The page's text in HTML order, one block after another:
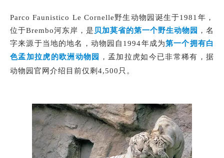
Parco Faunistico Le Cornelle野生动物园诞生于1981年，
位于Brembo河东岸，是 贝加莫省的第一个野生动物园 ，名
字来源于当地的地名，动物园自1994年成为第一个拥有白
色孟加拉虎的欧洲动物园
， 孟加拉虎如今已非常稀有，据
动物园官网介绍目前仅剩4,500只。